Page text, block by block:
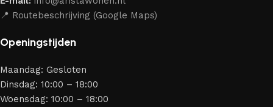
jarenlang kunt genieten van jouw interieur.
📍 Routebeschrijving (Google Maps)
Openingstijden
Maandag: Gesloten
Dinsdag: 10:00 – 18:00
Woensdag: 10:00 – 18:00